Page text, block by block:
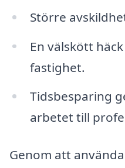
Större
En välskött
fastighet.
Tidsbesparing
arbetet till
Genom att